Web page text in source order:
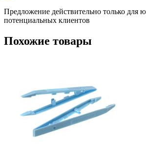
Предложение действительно только для
потенциальных клиентов
Похожие товары